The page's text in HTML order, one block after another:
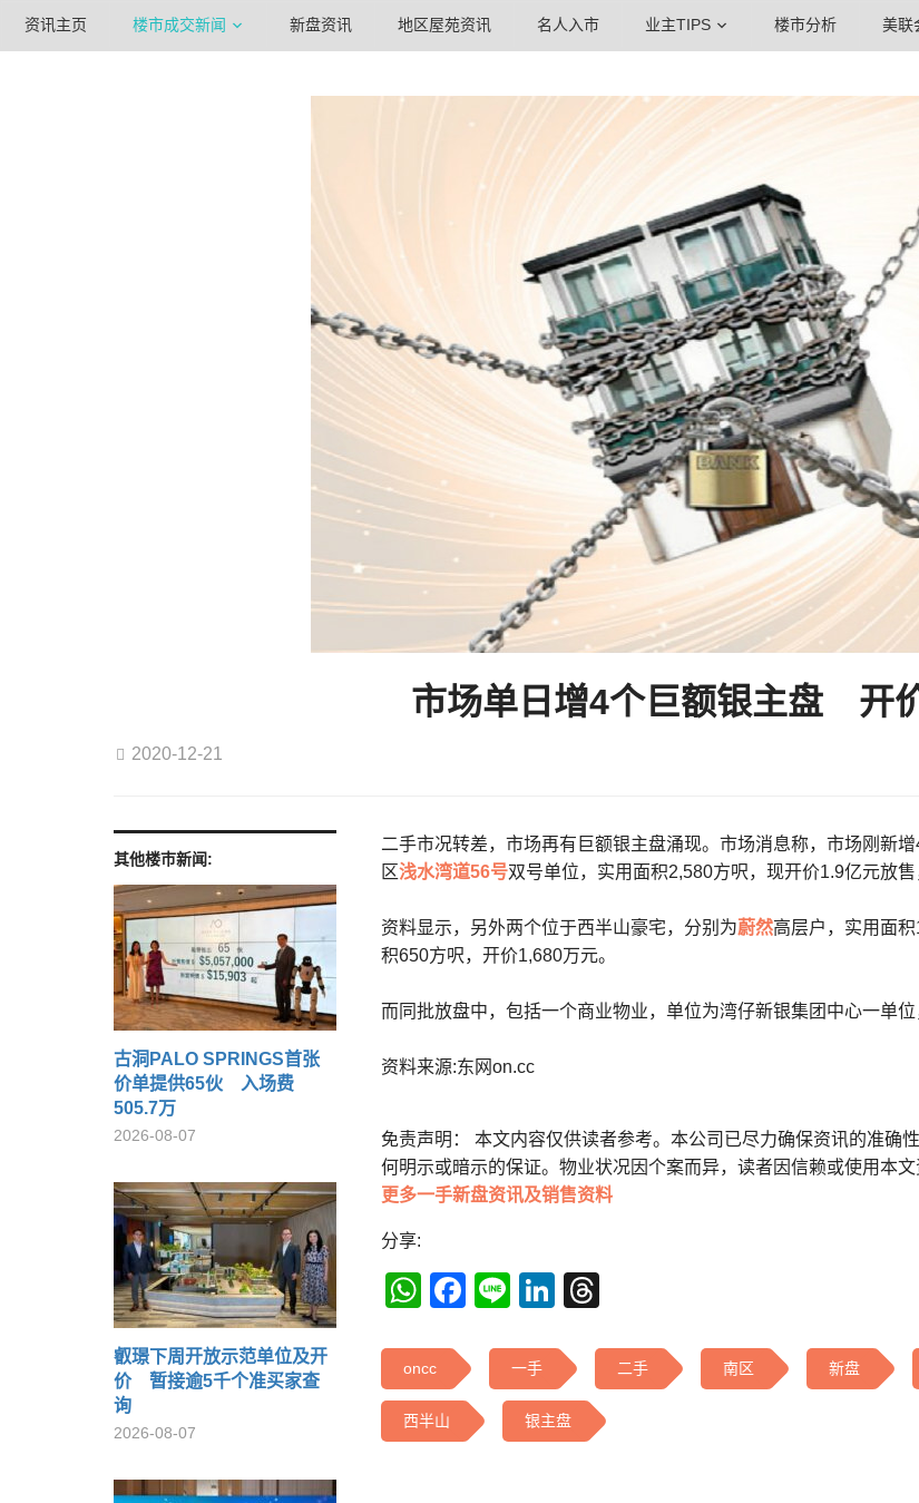
资讯主页 楼市成交新闻 新盘资讯 地区屋苑资讯 名人入市 业主TIPS 楼市分析 美联
市场单日增4个巨额银主盘 开
2020-12-21
其他楼巿新闻:
古洞PALO SPRINGS首张
价单提供65伙 入场费
505.7万
2026-08-07
叡璟下周开放示范单位及开
价 暂接逾5千个准买家查
询
2026-08-07
二手市况转差，市场再有巨额银主盘涌现。市场消息称，市场刚新
区浅水湾道56号双号单位，实用面积2,580方呎，现开价1.9亿元放
资料显示，另外两个位于西半山豪宅，分别为蔚然高层户，实用面
积650方呎，开价1,680万元。
而同批放盘中，包括一个商业物业，单位为湾仔新银集团中心一单位
资料来源:东网on.cc
免责声明： 本文内容仅供读者参考。本公司已尽力确保资讯的准确
何明示或暗示的保证。物业状况因个案而异，读者因信赖或使用本
更多一手新盘资讯及销售资料
分享:
WhatsApp
Facebook
LineLinkedIn
oncc 一手 二手 南区 新盘
西半山 银主盘